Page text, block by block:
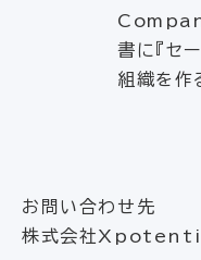
書に『セ
組織を作
お問い合わせ先
株式会社